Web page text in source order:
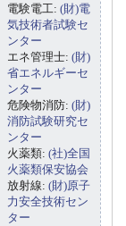
電験電工: (財)電
気技術者試験セ
ンター
エネ管理士: (財)
省エネルギーセ
ンター
危険物消防: (財)
消防試験研究セ
ンター
火薬類: (社)全国
火薬類保安協会
放射線: (財)原子
力安全技術セン
ター